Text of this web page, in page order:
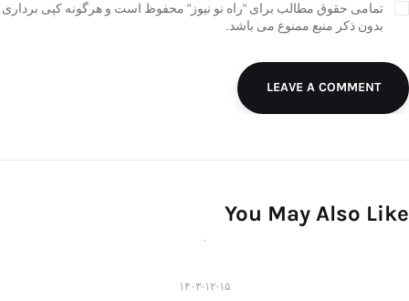
تمامی حقوق مطالب برای "راه نو نیوز" محفوظ است و هرگونه کپی برداری
بدون ذکر منبع ممنوع می باشد.
LEAVE A COMMENT
You May Also Like
۱۴۰۳-۱۲-۱۵